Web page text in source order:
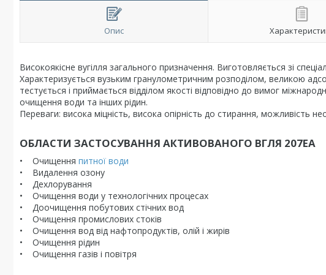
Опис
Високоякісне вугілля загального призначення. Виготовляється зі
Характеризується вузьким гранулометричним розподілом, великою
тестується і приймається відділом якості відповідно до вимог
очищення води та інших рідин.
Переваги: висока міцність, висока опірність до стирання, можливість
ОБЛАСТИ ЗАСТОСУВАННЯ АКТИВОВАНОГО ВГЛЯ 207ЕА
• Очищення питної води
• Видалення озону
• Дехлорування
• Очищення води у технологічних процесах
• Доочищення побутових стічних вод
• Очищення промислових стоків
• Очищення вод від нафтопродуктів, олій і жирів
• Очищення рідин
• Очищення газів і повітря